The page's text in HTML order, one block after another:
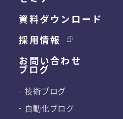
資料ダウンロード
採用情報
お問い合わせ
ブログ
技術ブログ
自動化ブログ